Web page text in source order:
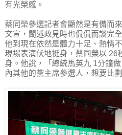
有光榮感。
蔡同榮參選記者會顯然是有備而
文宣，闡述政見時也侃侃而談完
他到現在依然是體力十足、熱情
現場表演伏地挺身，蔡同榮以 26
身。他說，「總統馬英九 1分鐘
內其他的黨主席參選人，想要比